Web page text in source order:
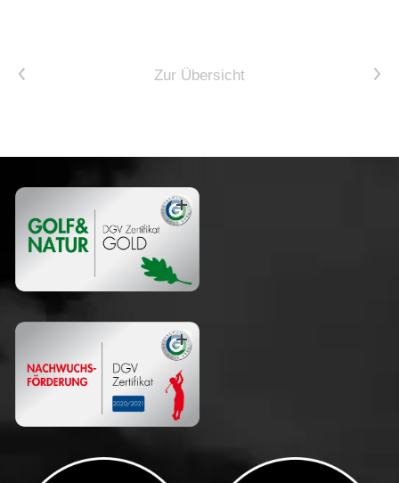
Vorheriger Artikel Zur Übersicht Nächster Artikel